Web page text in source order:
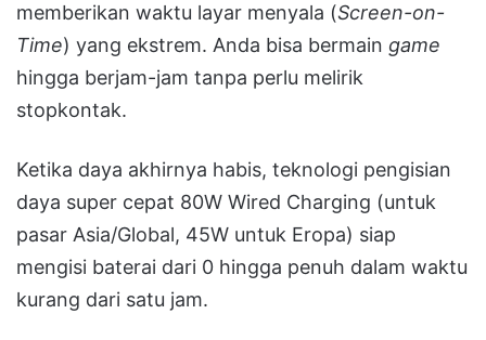
memberikan waktu layar menyala (Screen-on-
Time) yang ekstrem. Anda bisa bermain game
hingga berjam-jam tanpa perlu melirik
stopkontak.
Ketika daya akhirnya habis, teknologi pengisian
daya super cepat 80W Wired Charging (untuk
pasar Asia/Global, 45W untuk Eropa) siap
mengisi baterai dari 0 hingga penuh dalam waktu
kurang dari satu jam.